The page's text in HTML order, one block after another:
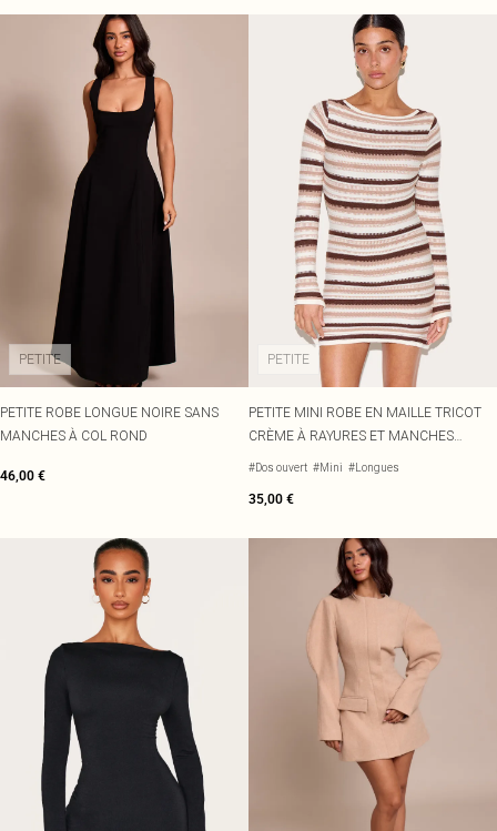
PETITE
PETITE ROBE LONGUE NOIRE SANS
MANCHES À COL ROND
46,00 €
PETITE
PETITE MINI ROBE EN MAILLE TRICOT
CRÈME À RAYURES ET MANCHES
LONGUES
#Dos ouvert #Mini #Longues
35,00 €